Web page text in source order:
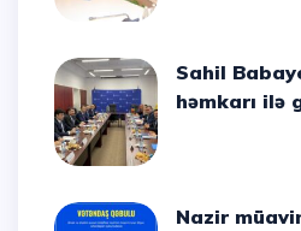
Sahil Babayev rumıniyalı
həmkarı ilə
Nazir müavini Anar Əliyev